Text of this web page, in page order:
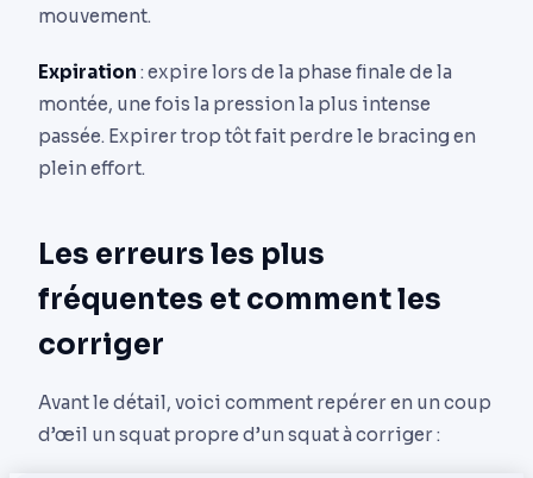
mouvement.
Expiration : expire lors de la phase finale de la
montée, une fois la pression la plus intense
passée. Expirer trop tôt fait perdre le bracing en
plein effort.
Les erreurs les plus
fréquentes et comment les
corriger
Avant le détail, voici comment repérer en un coup
d’œil un squat propre d’un squat à corriger :